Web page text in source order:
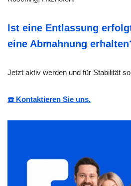
Ist eine Entlassung
eine Abmahnung
Jetzt aktiv werden und für Stabilität
☎️ Kontaktieren Sie uns.